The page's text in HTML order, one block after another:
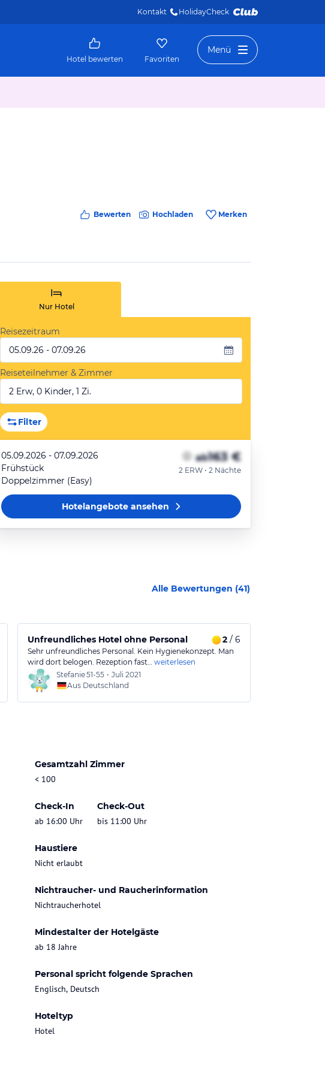
Kontakt HolidayCheck
Hotel bewerten Favoriten
Menü
Bewerten Hochladen Merken
Nur Hotel
Reisezeitraum
05.09.26 - 07.09.26
Reiseteilnehmer & Zimmer
2 Erw, 0 Kinder, 1 Zi.
Filter
05.09.2026 - 07.09.2026
Frühstück
Doppelzimmer (Easy)
ab163 €
2 ERW • 2 Nächte
Hotelangeboteansehen
Alle Bewertungen (41)
Unfreundliches Hotel ohne Personal 2/ 6
Sehr unfreundliches Personal. Kein Hygienekonzept. Man
wird dort belogen. Rezeption fast… weiterlesen
Stefanie51-55 • Juli 2021
Aus Deutschland
Gesamtzahl Zimmer
< 100
Check-In
ab 16:00 Uhr
Check-Out
bis 11:00 Uhr
Haustiere
Nicht erlaubt
Nichtraucher- und Raucherinformation
Nichtraucherhotel
Mindestalter der Hotelgäste
ab 18 Jahre
Personal spricht folgende Sprachen
Englisch, Deutsch
Hoteltyp
Hotel